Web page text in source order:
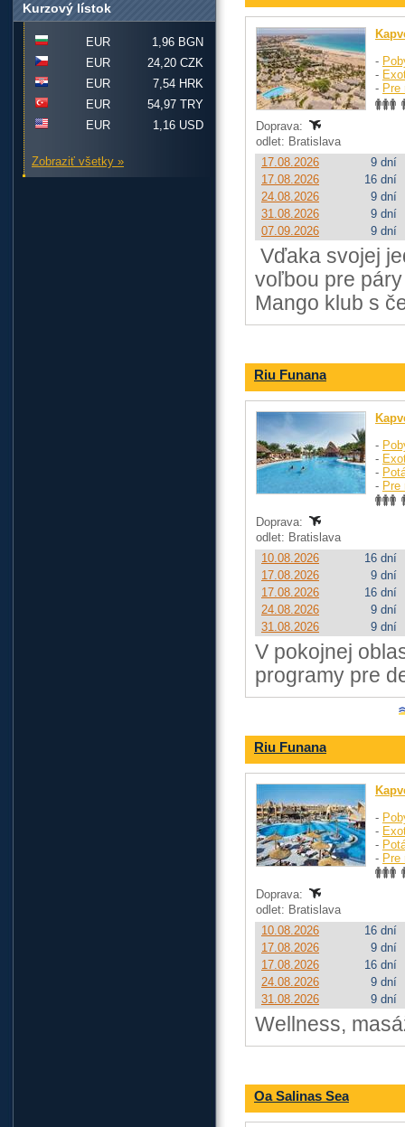
-
-
- Pre
Doprava:
odlet: Bratislava
17.08.2026
9 dní
17.08.2026
16 dní
24.08.2026
9 dní
31.08.2026
9 dní
07.09.2026
9 dní
Vďaka svojej
voľbou pre
Mango klub s
Riu Funana
-
-
-
- Pre
Doprava:
odlet: Bratislava
10.08.2026
16 dní
17.08.2026
9 dní
17.08.2026
16 dní
24.08.2026
9 dní
31.08.2026
9 dní
V pokojnej
programy pre
Riu Funana
-
-
-
- Pre
Doprava:
odlet: Bratislava
10.08.2026
16 dní
17.08.2026
9 dní
17.08.2026
16 dní
24.08.2026
9 dní
31.08.2026
9 dní
Wellness,
Oa Salinas Sea
Kurzový lístok
EUR
1,96 BGN
EUR
24,20 CZK
EUR
7,54 HRK
EUR
54,97 TRY
EUR
1,16 USD
Zobraziť všetky »